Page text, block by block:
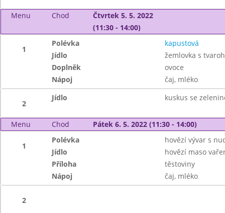
Menu Chod
Čtvrtek 5. 5. 2022
(11:30 - 14:00)
1
Polévka
kapustová
Jídlo
žemlovka s
Doplněk
ovoce
Nápoj
čaj, mléko
2
Jídlo kuskus se
Menu Chod Pátek 6. 5. 2022 (11:30 - 14:00)
1
Polévka
hovězí vývar s
Jídlo
hovězí maso
Příloha
těstoviny
Nápoj
čaj, mléko
2